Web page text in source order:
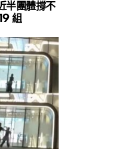
半團體撐不
組